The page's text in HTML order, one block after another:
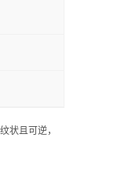
状且可逆，